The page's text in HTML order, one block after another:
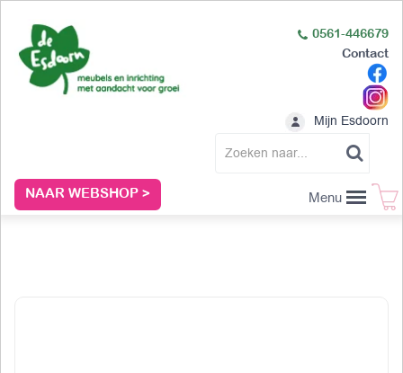
NAAR WEBSHOP >
0561-446679
Contact
Mijn Esdoorn
Menu